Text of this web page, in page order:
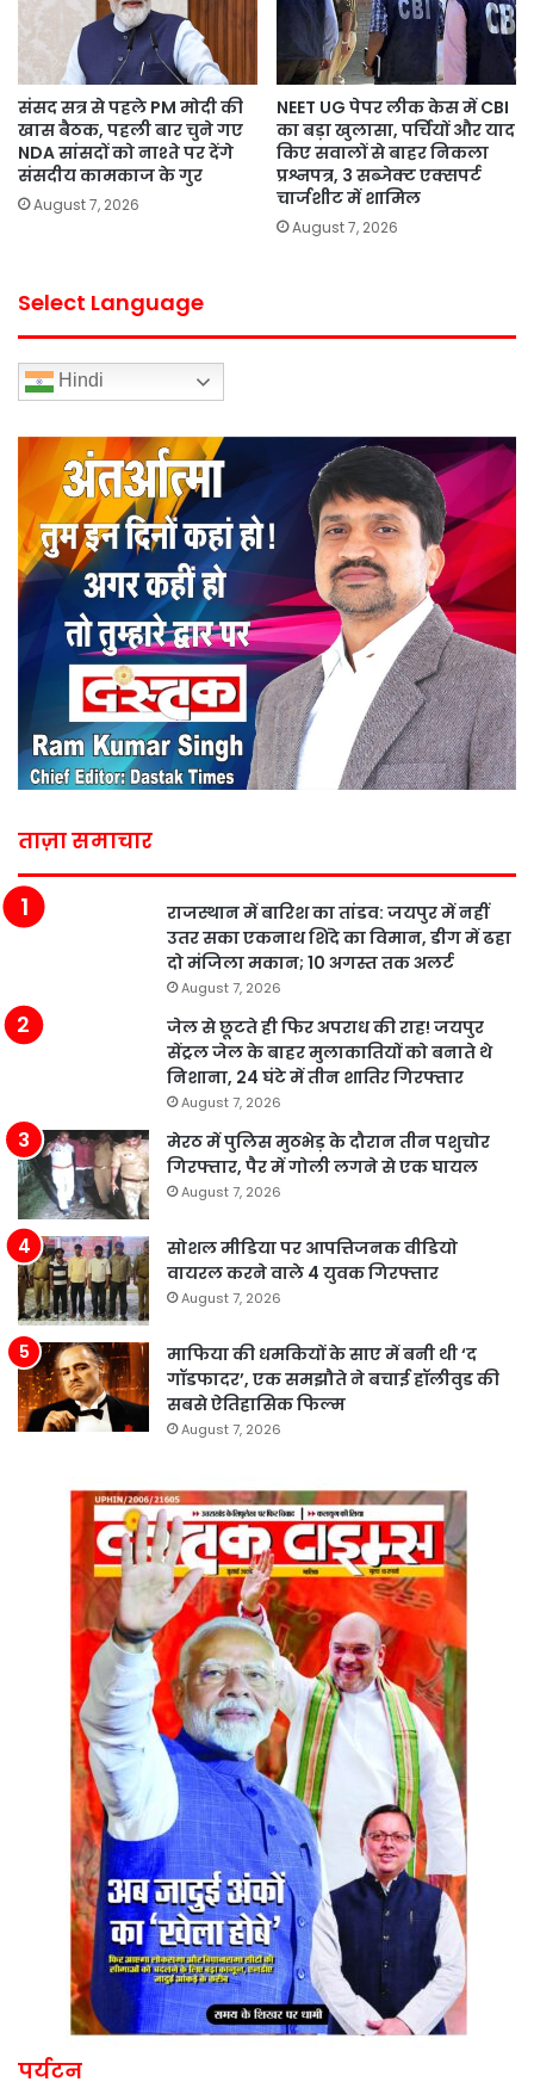
संसद सत्र से पहले PM मोदी की
खास बैठक, पहली बार चुने गए
NDA सांसदों को नाश्ते पर देंगे
संसदीय कामकाज के गुर
August 7, 2026
NEET UG पेपर लीक केस में CBI
का बड़ा खुलासा, पर्चियों और याद
किए सवालों से बाहर निकला
प्रश्नपत्र, 3 सब्जेक्ट एक्सपर्ट
चार्जशीट में शामिल
August 7, 2026
Select Language
Hindi
ताज़ा समाचार
राजस्थान में बारिश का तांडव: जयपुर में नहीं
उतर सका एकनाथ शिंदे का विमान, डीग में ढहा
दो मंजिला मकान; 10 अगस्त तक अलर्ट
August 7, 2026
जेल से छूटते ही फिर अपराध की राह! जयपुर
सेंट्रल जेल के बाहर मुलाकातियों को बनाते थे
निशाना, 24 घंटे में तीन शातिर गिरफ्तार
August 7, 2026
मेरठ में पुलिस मुठभेड़ के दौरान तीन पशुचोर
गिरफ्तार, पैर में गोली लगने से एक घायल
August 7, 2026
सोशल मीडिया पर आपत्तिजनक वीडियो
वायरल करने वाले 4 युवक गिरफ्तार
August 7, 2026
माफिया की धमकियों के साए में बनी थी ‘द
गॉडफादर’, एक समझौते ने बचाई हॉलीवुड की
सबसे ऐतिहासिक फिल्म
August 7, 2026
पर्यटन